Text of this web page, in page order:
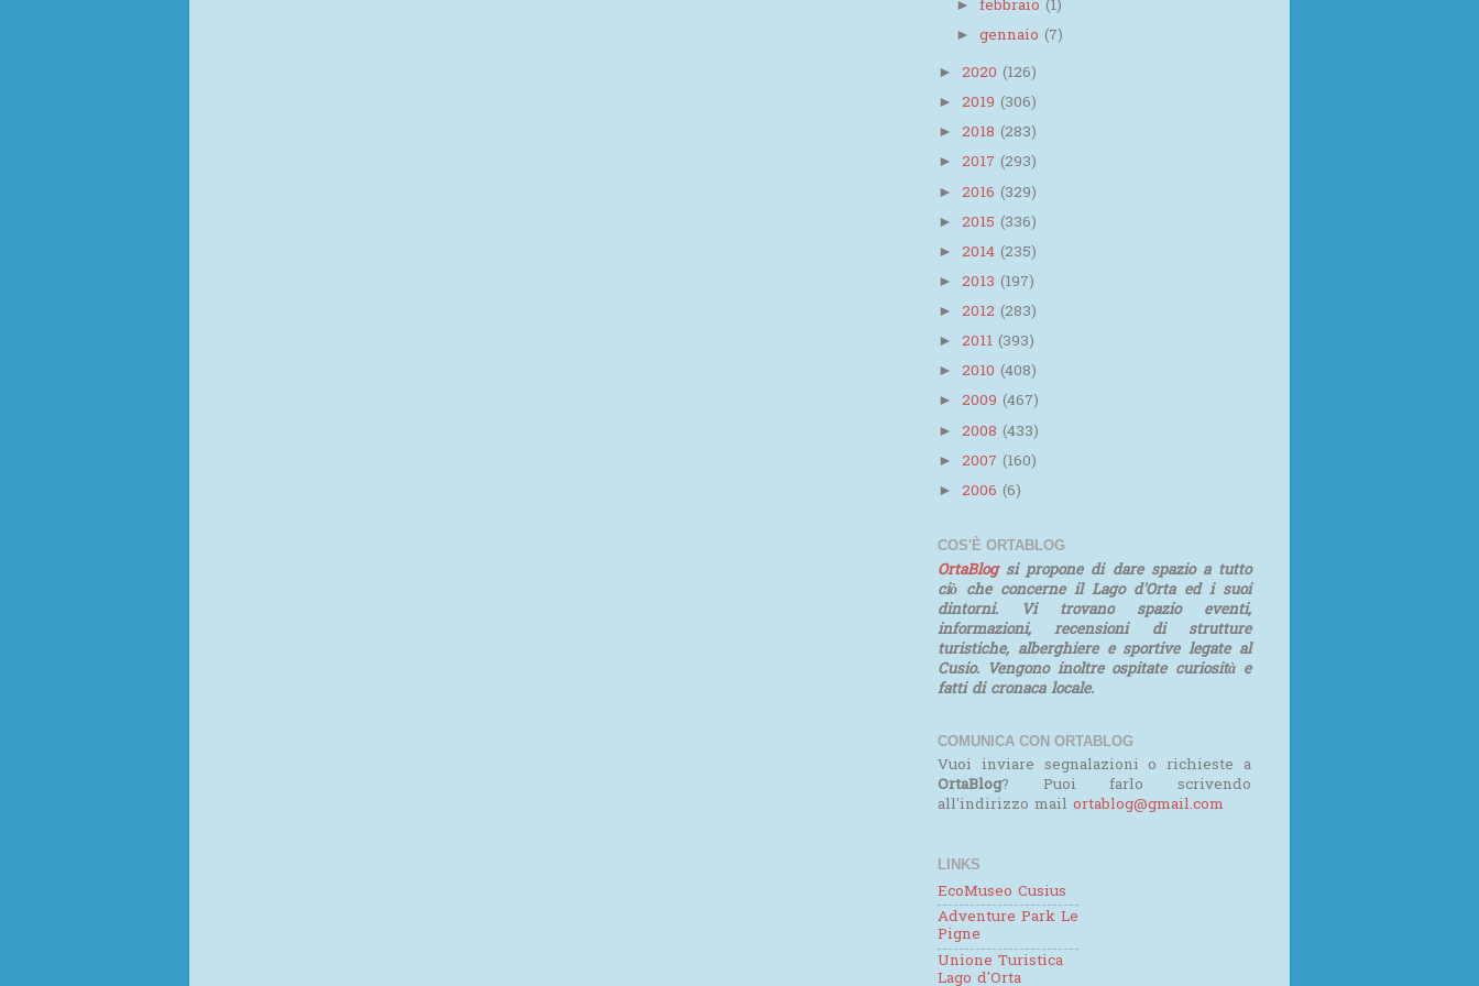
►febbraio(1)
►gennaio(7)
► 2020 (126)
► 2019 (306)
► 2018 (283)
► 2017 (293)
► 2016 (329)
► 2015 (336)
► 2014 (235)
► 2013 (197)
► 2012 (283)
► 2011 (393)
► 2010 (408)
► 2009 (467)
► 2008 (433)
► 2007 (160)
► 2006 (6)
COS'È ORTABLOG
OrtaBlog si propone di dare spazio a tutto
ciò che concerne il Lago d'Orta ed i suoi
dintorni. Vi trovano spazio eventi,
informazioni, recensioni di strutture
turistiche, alberghiere e sportive legate al
Cusio. Vengono inoltre ospitate curiosità e
fatti di cronaca locale.
COMUNICA CON ORTABLOG
Vuoi inviare segnalazioni o richieste a
OrtaBlog? Puoi farlo scrivendo
all'indirizzo mail ortablog@gmail.com
LINKS
EcoMuseo Cusius
Adventure Park Le
Pigne
Unione Turistica
Lago d'Orta